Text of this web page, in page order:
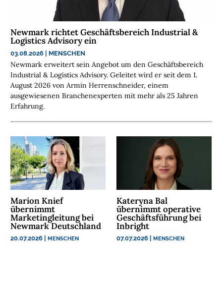
B
R
A
N
C
H
E
N
O
N
D
S
M
E
N
S
Newmark richtet Geschäftsbereich Industrial &
Logistics Advisory ein
03.08.2026 MENSCHEN
Newmark erweitert sein Angebot um den Geschäftsbereich
Industrial & Logistics Advisory. Geleitet wird er seit dem 1.
August 2026 von Armin Herrenschneider, einem
ausgewiesenen Branchenexperten mit mehr als 25 Jahren
Erfahrung.
Marion Knief
übernimmt
Marketingleitung bei
Newmark Deutschland
20.07.2026 |MENSCHEN
Kateryna Bal
übernimmt operative
Geschäftsführung bei
Inbright
07.07.2026 |MENSCHEN